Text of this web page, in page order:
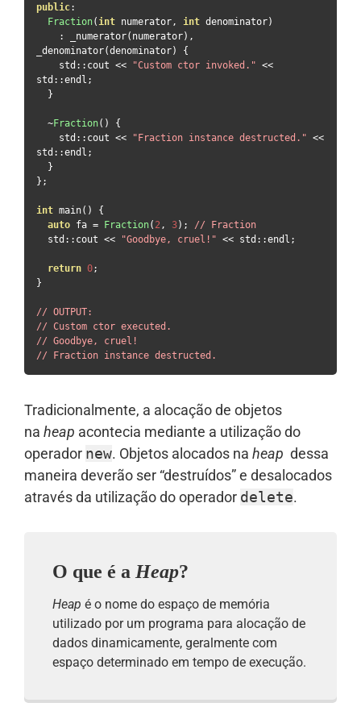
public:
Fraction(int numerator, int denominator)
:
_numerator( numerator),
_denominator(denominator)
{
    std
:: cout << "Custom ctor invoked." <<
std ::endl ;
}
~Fraction()
{
    std
:: cout << "Fraction instance destructed." <<
std ::endl ;
}
};
int main()
{
auto fa = Fraction( 2, 3);
// Fraction
  std
:: cout << "Goodbye, cruel!" << std ::endl ;
return 0;
}
// OUTPUT:
// Custom ctor executed.
// Goodbye, cruel!
// Fraction instance destructed.
Tradicionalmente, a alocação de objetos
na heap acontecia mediante a utilização do
operador new. Objetos alocados na heap dessa
maneira deverão ser “destruídos” e desalocados
através da utilização do operador delete.
O que é a Heap?
Heap é o nome do espaço de memória
utilizado por um programa para alocação de
dados dinamicamente, geralmente com
espaço determinado em tempo de execução.